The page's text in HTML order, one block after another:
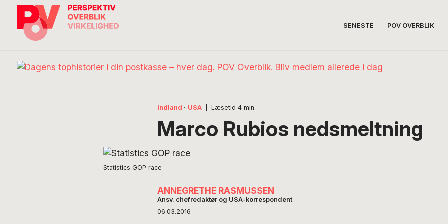
direkte
indhold
direkte
SENESTE POV OVERBLIK
på
POV
International
Indland · USA Læsetid 4 min.
Marco Rubios nedsmeltning
Statistics GOP race
ANNEGRETHE RASMUSSEN
Ansv. chefredaktør og USA-korrespondent
06.03.2016